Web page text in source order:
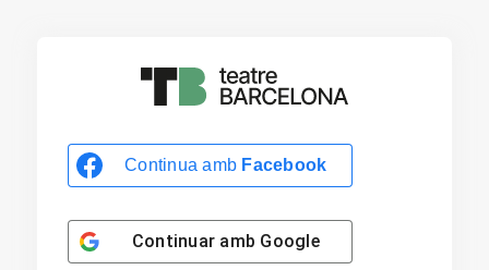
Continua amb Facebook
Continuar amb Google